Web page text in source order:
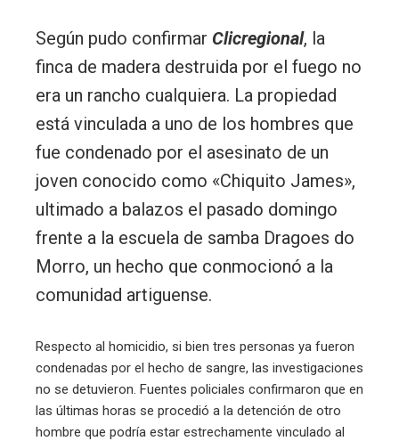
Según pudo confirmar Clicregional, la
finca de madera destruida por el fuego no
era un rancho cualquiera. La propiedad
está vinculada a uno de los hombres que
fue condenado por el asesinato de un
joven conocido como «Chiquito James»,
ultimado a balazos el pasado domingo
frente a la escuela de samba Dragoes do
Morro, un hecho que conmocionó a la
comunidad artiguense.
Respecto al homicidio, si bien tres personas ya fueron
condenadas por el hecho de sangre, las investigaciones
no se detuvieron. Fuentes policiales confirmaron que en
las últimas horas se procedió a la detención de otro
hombre que podría estar estrechamente vinculado al